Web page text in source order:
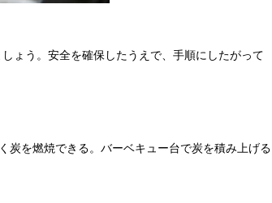
ょう。安全を確保したうえで、手順にしたがって
炭を燃焼できる。バーベキュー台で炭を積み上げる